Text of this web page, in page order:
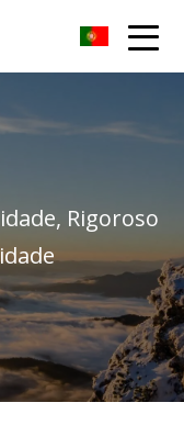
Rigoroso